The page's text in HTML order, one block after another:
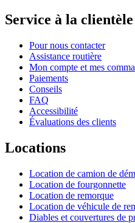
Service à la clientèle
Pour nous contacter
Assistance routière
Mon compte et mes
Paiements
Conseils
FAQ
Accessibilité
Évaluations des clients
Locations
Location de camion de
Location de fourgonnette
Location de remorque
Location de véhicule de
Diables et couvertures de